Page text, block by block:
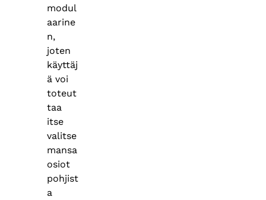
modul
aarine
n,
joten
käyttäj
ä voi
toteut
taa
itse
valitse
mansa
osiot
pohjist
a